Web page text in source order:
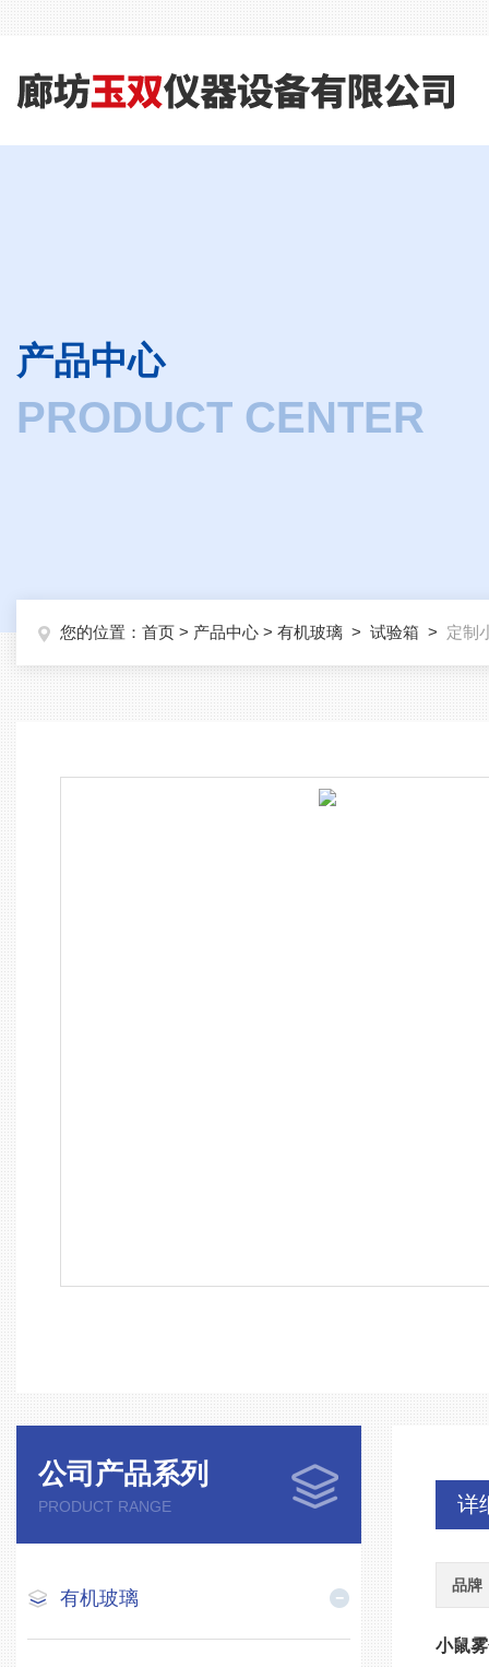
产品中心
PRODUCT CENTER
您的位置： 首页 > 产品中心 > 有机玻璃 > 试验箱 > 定制
公司产品系列
PRODUCT RANGE
有机玻璃
详
品牌
小鼠